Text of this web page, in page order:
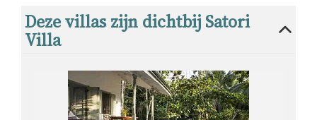
Deze villas zijn dichtbij Satori
Villa